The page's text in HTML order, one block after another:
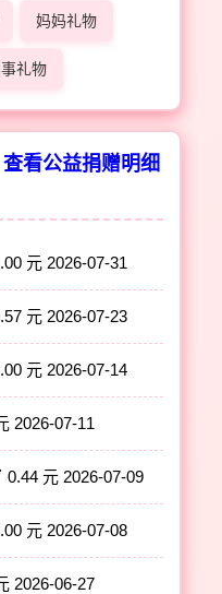
妈妈礼物
礼物
查看公益捐赠明细
元 2026-07-31
元 2026-07-23
元 2026-07-14
2026-07-11
0.44 元 2026-07-09
元 2026-07-08
2026-06-27